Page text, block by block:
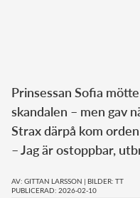
Prinsessan Sofia
skandalen – men gav
Strax därpå kom
– Jag är ostoppbar,
AV: GITTAN LARSSON | BILDER: TT
PUBLICERAD: 2026-02-10